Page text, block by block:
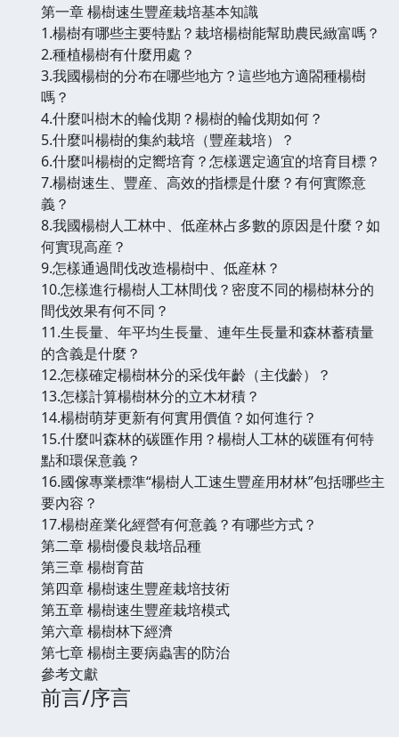
第一章 楊樹速生豐産栽培基本知識
1.楊樹有哪些主要特點？栽培楊樹能幫助農民緻富嗎？
2.種植楊樹有什麼用處？
3.我國楊樹的分布在哪些地方？這些地方適閤種楊樹
嗎？
4.什麼叫樹木的輪伐期？楊樹的輪伐期如何？
5.什麼叫楊樹的集約栽培（豐産栽培）？
6.什麼叫楊樹的定嚮培育？怎樣選定適宜的培育目標？
7.楊樹速生、豐産、高效的指標是什麼？有何實際意
義？
8.我國楊樹人工林中、低産林占多數的原因是什麼？如
何實現高産？
9.怎樣通過間伐改造楊樹中、低産林？
10.怎樣進行楊樹人工林間伐？密度不同的楊樹林分的
間伐效果有何不同？
11.生長量、年平均生長量、連年生長量和森林蓄積量
的含義是什麼？
12.怎樣確定楊樹林分的采伐年齡（主伐齡）？
13.怎樣計算楊樹林分的立木材積？
14.楊樹萌芽更新有何實用價值？如何進行？
15.什麼叫森林的碳匯作用？楊樹人工林的碳匯有何特
點和環保意義？
16.國傢專業標準“楊樹人工速生豐産用材林”包括哪些主
要內容？
17.楊樹産業化經營有何意義？有哪些方式？
第二章 楊樹優良栽培品種
第三章 楊樹育苗
第四章 楊樹速生豐産栽培技術
第五章 楊樹速生豐産栽培模式
第六章 楊樹林下經濟
第七章 楊樹主要病蟲害的防治
參考文獻
前言/序言